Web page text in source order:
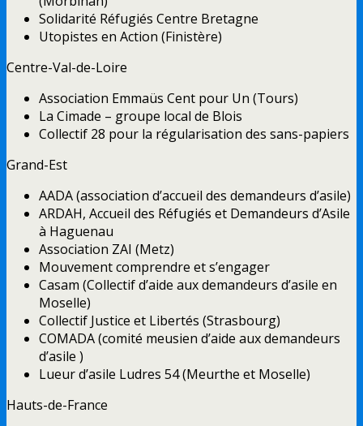
Solidarité Réfugiés Centre Bretagne
Utopistes en Action (Finistère)
Centre-Val-de-Loire
Association Emmaüs Cent pour Un (Tours)
La Cimade – groupe local de Blois
Collectif 28 pour la régularisation des sans-papiers
Grand-Est
AADA (association d’accueil des demandeurs d’asile)
ARDAH, Accueil des Réfugiés et Demandeurs d’Asile
à Haguenau
Association ZAI (Metz)
Mouvement comprendre et s’engager
Casam (Collectif d’aide aux demandeurs d’asile en
Moselle)
Collectif Justice et Libertés (Strasbourg)
COMADA (comité meusien d’aide aux demandeurs
d’asile )
Lueur d’asile Ludres 54 (Meurthe et Moselle)
Hauts-de-France